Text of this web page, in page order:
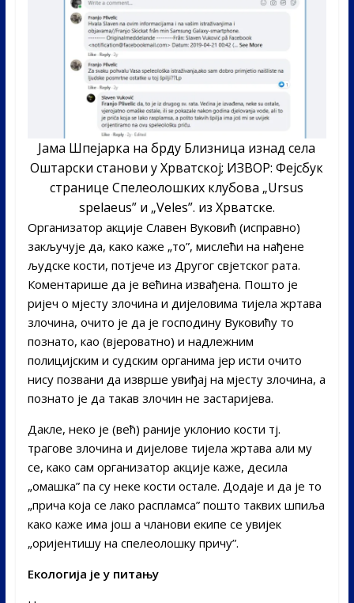
Јама Шпејарка на брду Близница изнад села
Оштарски станови у Хрватској; ИЗВОР: Фејсбук
странице Спелеолошких клубова „Ursus
spelaeus” и „Veles”. из Хрватске.
Организатор акције Славен Вуковић (исправно)
закључује да, како каже „то”, мислећи на нађене
људске кости, потјече из Другог свјетског рата.
Коментарише да је већина извађена. Пошто је
ријеч о мјесту злочина и дијеловима тијела жртава
злочина, очито је да је господину Вуковићу то
познато, као (вјероватно) и надлежним
полицијским и судским органима јер исти очито
нису позвани да изврше увиђај на мјесту злочина, а
познато је да такав злочин не застаријева.
Дакле, неко је (већ) раније уклонио кости тј.
трагове злочина и дијелове тијела жртава али му
се, како сам организатор акције каже, десила
„омашка” па су неке кости остале. Додаје и да је то
„прича која се лако распламса” пошто таквих шпиља
како каже има још а чланови екипе се увијек
„оријентишу на спелеолошку причу”.
Екологија је у питању